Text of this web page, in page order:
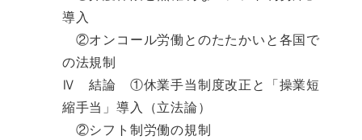
導入
②オンコール労働とのたたかいと各国で
の法規制
Ⅳ 結論 ①休業手当制度改正と「操業短
縮手当」導入（立法論）
②シフト制労働の規制